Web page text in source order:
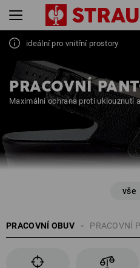
ideální pro vnitřní prostory
PRACOVNÍ
Maximální ochrana proti uklouznutí
EN ISO 20345
Možnost otevřené oblasti paty
Antistatické vlastnosti
PRACOVNÍ OBUV PRACOVNÍ